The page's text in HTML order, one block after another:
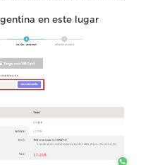
en este lugar